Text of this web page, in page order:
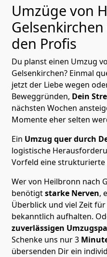
Umzüge von
den Profis
Du planst einen Umzug
Gelsenkirchen? Einmal
jetzt der Liebe wegen
Beweggründen, Dein
nächsten Wochen
Momente eher selten
Ein Umzug quer durch
logistische
Vorfeld eine strukturierte
Wer von Heilbronn nach
benötigtstarke Nerven,
Überblick und viel Zeit
bekanntlich aufhalten.
zuverlässigen
Schenke uns nur3
übersenden Dir ein